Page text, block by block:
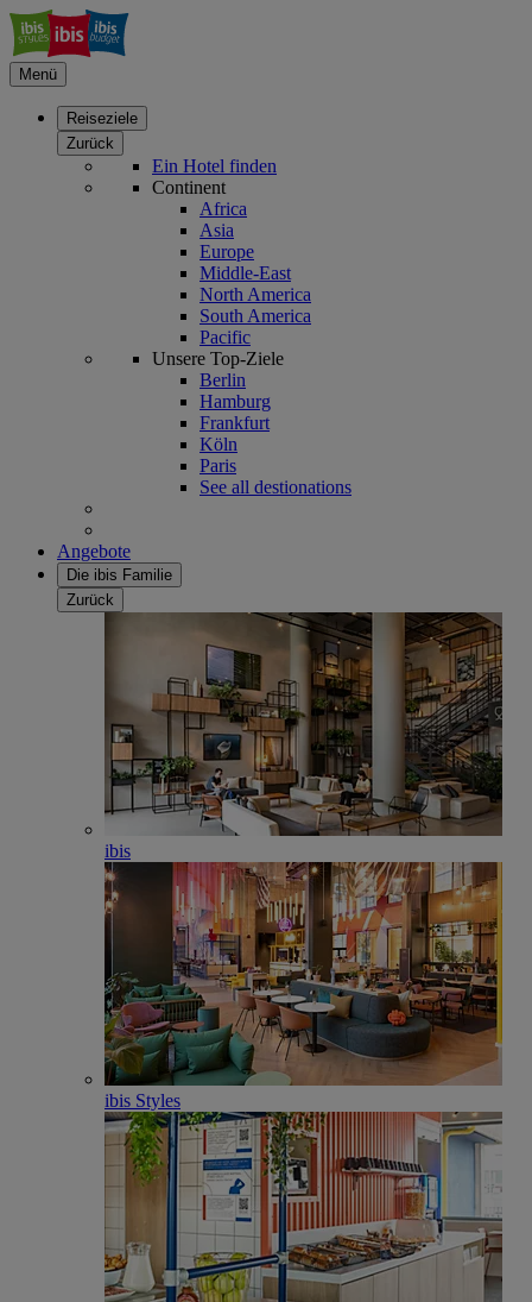
Menü
Reiseziele
Zurück
Ein Hotel finden
Continent
Africa
Asia
Europe
Middle-East
North America
South America
Pacific
Unsere Top-Ziele
Berlin
Hamburg
Frankfurt
Köln
Paris
See all destionations
Angebote
Die ibis Familie
Zurück
ibis
ibis Styles